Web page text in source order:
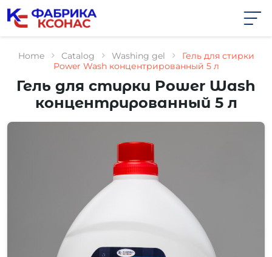
the
Home Catalog Washing gel
Гель для стирки
Power Wash концентрированный 5 л
Гель для стирки Power Wash
концентрированный 5 л